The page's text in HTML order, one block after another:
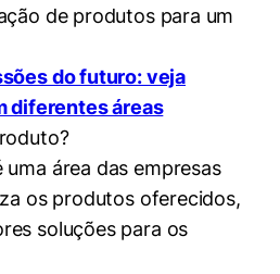
de produtos para um
do futuro: veja
diferentes áreas
área das empresas
os produtos oferecidos,
soluções para os